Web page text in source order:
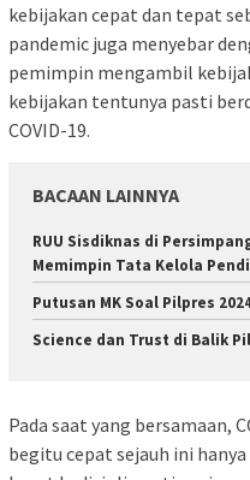
kebijakan cepat dan tepat
pandemic juga menyebar
pemimpin mengambil
kebijakan tentunya pasti
COVID-19.
BACAAN LAINNYA
RUU Sisdiknas di
Memimpin Tata Kelola
Putusan MK Soal Pilpres
Science dan Trust di Balik
Pada saat yang bersamaan,
begitu cepat sejauh ini